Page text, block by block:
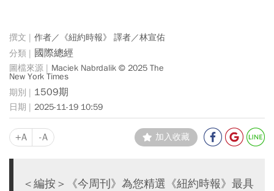
作者／《紐約時報》 譯者／林宣佑
國際總經
Maciek Nabrdalik © 2025 The
New York Times
1509期
2025-11-19 10:59
+A -A 加入收藏
＜編按＞《今周刊》為您精選《紐約時報》最具